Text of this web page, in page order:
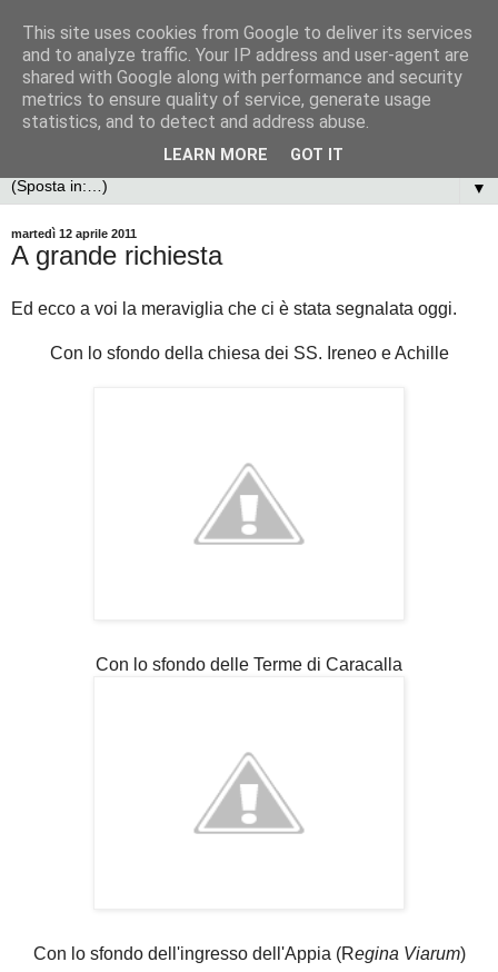
▼
martedì 12 aprile 2011
A grande richiesta
Ed ecco a voi la meraviglia che ci è stata segnalata oggi.
Con lo sfondo della chiesa dei SS. Ireneo e Achille
Con lo sfondo delle Terme di Caracalla
Con lo sfondo dell'ingresso dell'Appia (Regina Viarum)
This site uses cookies from Google to deliver its services
and to analyze traffic. Your IP address and user-agent are
shared with Google along with performance and security
metrics to ensure quality of service, generate usage
statistics, and to detect and address abuse.
LEARN MORE GOT IT